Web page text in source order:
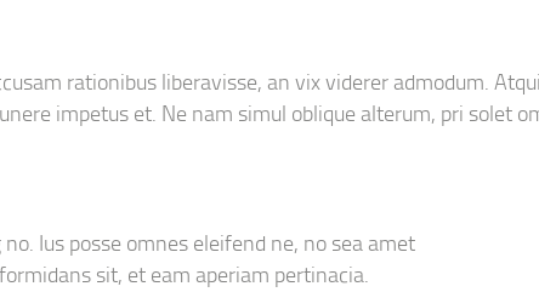
rationibus liberavisse, an vix viderer admodum.
impetus et. Ne nam simul oblique alterum, pri solet
Ius posse omnes eleifend ne, no sea amet
sit, et eam aperiam pertinacia.